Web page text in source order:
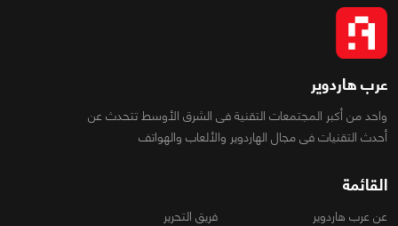
عرب هاردوير
واحد من أكبر المجتمعات التقنية فى الشرق الأوسط تتحدث عن
أحدث التقنيات فى مجال الهاردوير والألعاب والهواتف
القائمة
عن عرب هاردوير
فريق التحرير